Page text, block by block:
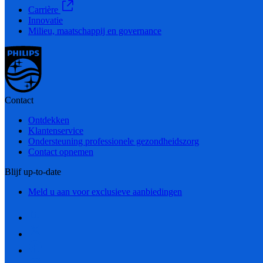
Carrière
Innovatie
Milieu, maatschappij en governance
Contact
Ontdekken
Klantenservice
Ondersteuning professionele gezondheidszorg
Contact opnemen
Blijf up-to-date
Meld u aan voor exclusieve aanbiedingen